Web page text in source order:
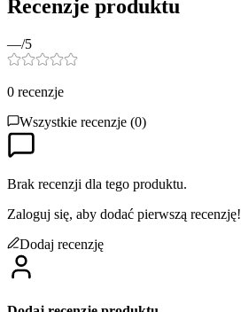
Recenzje produktu
—/5
0 recenzje
Wszystkie recenzje (0)
Brak recenzji dla tego produktu.
Zaloguj się, aby dodać pierwszą recenzję!
Dodaj recenzję